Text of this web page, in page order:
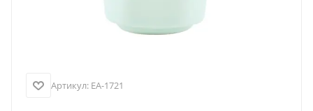
Артикул: EA-1721